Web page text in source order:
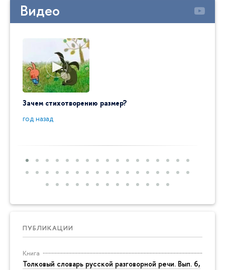
Видео
Зачем стихотворению размер?
год назад
ПУБЛИКАЦИИ
Книга
Толковый словарь русской разговорной речи. Вып. 6,